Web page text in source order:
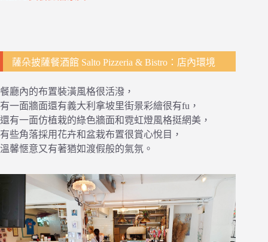
薩朵披薩餐酒館 Salto Pizzeria & Bistro：店內環境
餐廳內的布置裝潢風格很活潑，
有一面牆面還有義大利拿坡里街景彩繪很有fu，
還有一面仿植栽的綠色牆面和霓虹燈風格挺網美，
有些角落採用花卉和盆栽布置很賞心悅目，
溫馨愜意又有著猶如渡假般的氣氛。